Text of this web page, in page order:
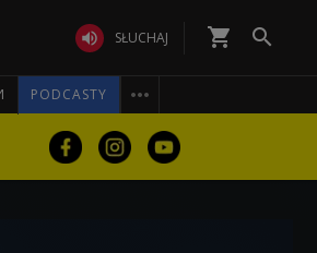
 SŁUCHAJ shopping_cart 
PODCASTY 